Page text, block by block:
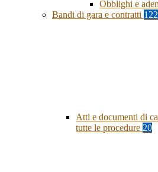
Obblighi e
Bandi di gara e contratti
Atti e documenti di
tutte le procedure 20